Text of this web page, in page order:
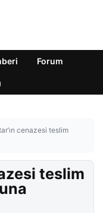
Forum
cenazesi teslim
teslim